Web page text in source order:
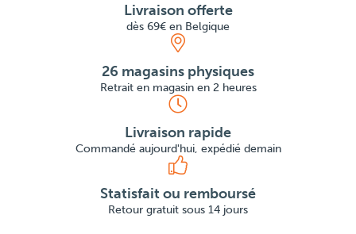
Livraison offerte
dès 69€ en Belgique
26 magasins physiques
Retrait en magasin en 2 heures
Livraison rapide
Commandé aujourd'hui, expédié demain
Statisfait ou remboursé
Retour gratuit sous 14 jours